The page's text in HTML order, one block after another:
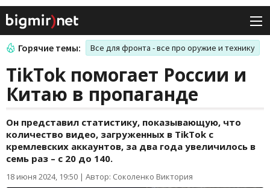
Горячие темы: Все для фронта - все про оружие и технику
TikTok помогает России и
Китаю в пропаганде
Он представил статистику, показывающую, что
количество видео, загруженных в TikTok с
кремлевских аккаунтов, за два года увеличилось в
семь раз – с 20 до 140.
18 июня 2024, 19:50 | Автор: Соколенко Виктория